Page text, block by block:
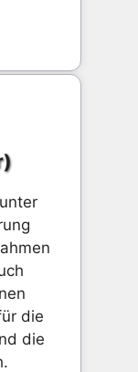
die
die